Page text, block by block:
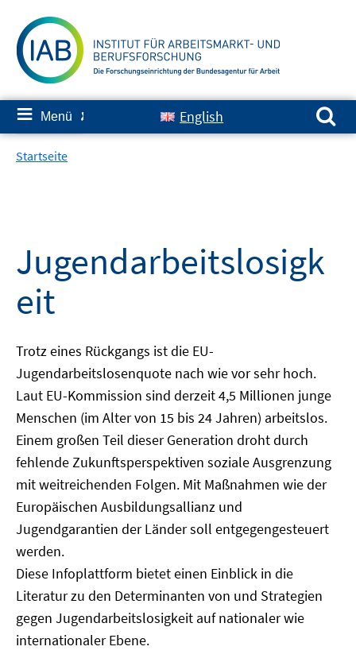
zum
Inhalt
≡ Menü ✘ English
Suchen nach:
Startseite
Jugendarbeitslosigk
eit
Trotz eines Rückgangs ist die EU-
Jugendarbeitslosenquote nach wie vor sehr hoch.
Laut EU-Kommission sind derzeit 4,5 Millionen junge
Menschen (im Alter von 15 bis 24 Jahren) arbeitslos.
Einem großen Teil dieser Generation droht durch
fehlende Zukunftsperspektiven soziale Ausgrenzung
mit weitreichenden Folgen. Mit Maßnahmen wie der
Europäischen Ausbildungsallianz und
Jugendgarantien der Länder soll entgegengesteuert
werden.
Diese Infoplattform bietet einen Einblick in die
Literatur zu den Determinanten von und Strategien
gegen Jugendarbeitslosigkeit auf nationaler wie
internationaler Ebene.